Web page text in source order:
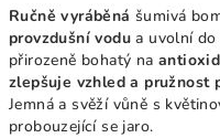
Ručně vyráběná šumivá
provzdušní vodu a uvolní do
přirozeně bohatý na
zlepšuje vzhled a pružnost
Jemná a svěží vůně s
probouzející se jaro.